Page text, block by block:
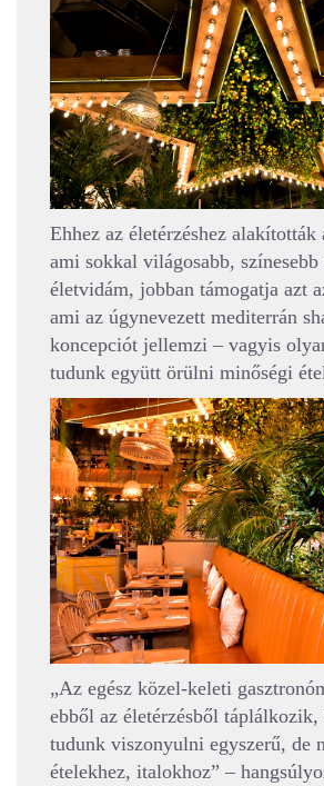
Ehhez az életérzéshez alakították
ami sokkal világosabb,
életvidám, jobban támogatja azt
ami az úgynevezett mediterrán
koncepciót jellemzi – vagyis
tudunk együtt örülni minőségi
„Az egész közel-keleti
ebből az életérzésből
tudunk viszonyulni egyszerű, de
ételekhez, italokhoz” –